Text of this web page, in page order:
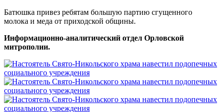
Батюшка привез ребятам большую партию сгущенного
молока и меда от приходской общины.
Информационно-аналитический отдел Орловской
митрополии.